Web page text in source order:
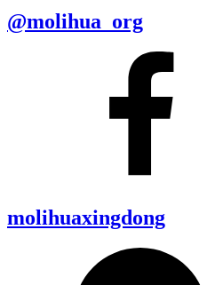
@molihua_org
molihuaxingdong